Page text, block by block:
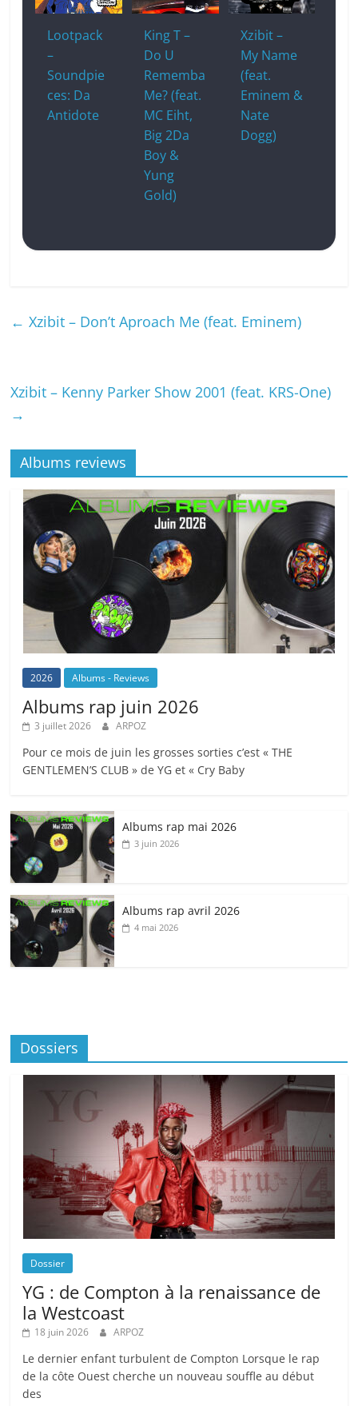
Lootpack
–
Soundpie
ces: Da
Antidote
King T –
Do U
Rememba
Me? (feat.
MC Eiht,
Big 2Da
Boy &
Yung
Gold)
Xzibit –
My Name
(feat.
Eminem &
Nate
Dogg)
← Xzibit – Don’t Aproach Me (feat. Eminem)
Xzibit – Kenny Parker Show 2001 (feat. KRS-One)
→
Albums reviews
2026 Albums - Reviews
Albums rap juin 2026
3 juillet 2026 ARPOZ
Pour ce mois de juin les grosses sorties c’est « THE
GENTLEMEN’S CLUB » de YG et « Cry Baby
Albums rap mai 2026
3 juin 2026
Albums rap avril 2026
4 mai 2026
Dossiers
Dossier
YG : de Compton à la renaissance de
la Westcoast
18 juin 2026 ARPOZ
Le dernier enfant turbulent de Compton Lorsque le rap
de la côte Ouest cherche un nouveau souffle au début
des